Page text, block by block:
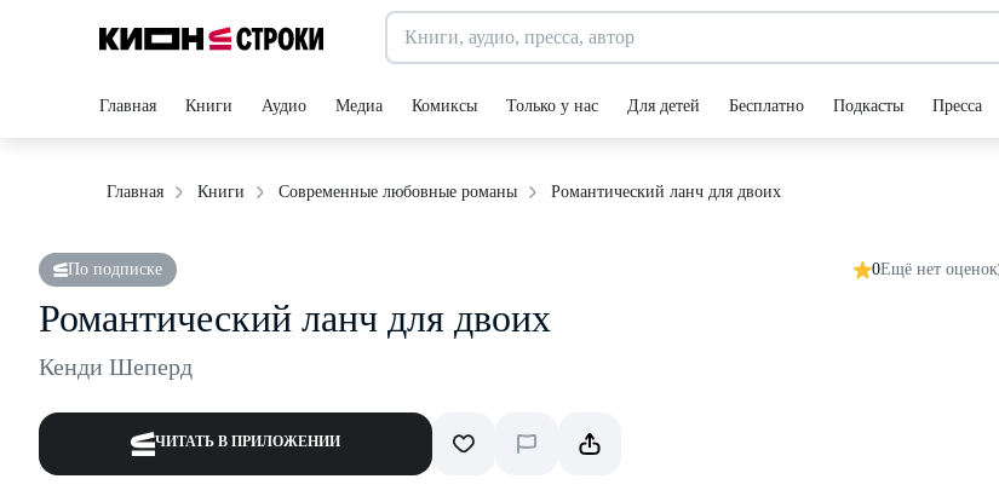
Главная Книги Аудио Медиа Комиксы Только у нас Для детей Бесплатно Подкасты Пресса
Главная Книги Современные любовные романы Романтический ланч для двоих
По подписке 0Ещё нет оценок
Романтический ланч для двоих
Кенди Шеперд
ЧИТАТЬ В ПРИЛОЖЕНИИ